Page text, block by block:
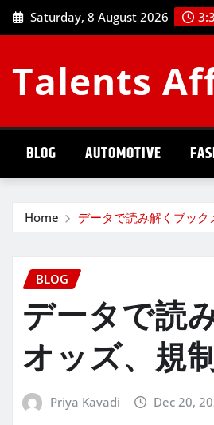
Skip
to
Saturday, 8 August 2026
Talents
BLOG AUTOMOTIVE
Home データで読み解くブッ
BLOG
データで読
オッズ、規
Priya Kavadi Dec 20,